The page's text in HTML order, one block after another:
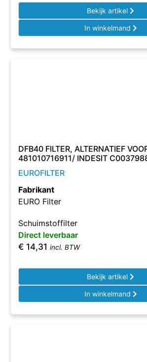
Bekijk artikel
In winkelmand
DFB40 FILTER, ALTERNATIEF
481010716911/ INDESIT
EUROFILTER
Fabrikant
EURO Filter
Schuimstoffilter
Direct leverbaar
€ 14,31 incl. BTW
Bekijk artikel
In winkelmand